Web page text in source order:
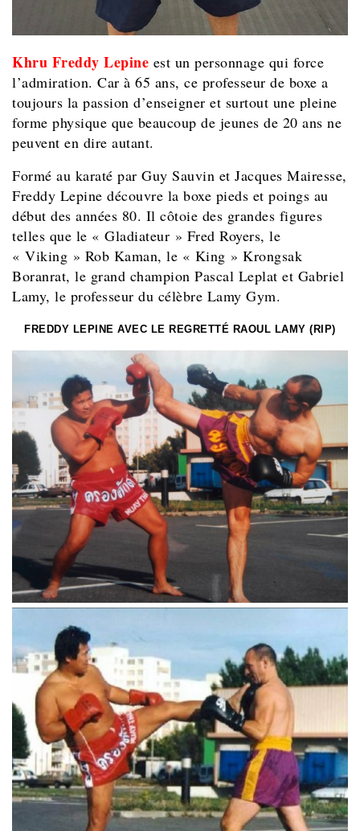
Khru Freddy Lepine est un personnage qui force
l’admiration. Car à 65 ans, ce professeur de boxe a
toujours la passion d’enseigner et surtout une pleine
forme physique que beaucoup de jeunes de 20 ans ne
peuvent en dire autant.
Formé au karaté par Guy Sauvin et Jacques Mairesse,
Freddy Lepine découvre la boxe pieds et poings au
début des années 80. Il côtoie des grandes figures
telles que le « Gladiateur » Fred Royers, le
« Viking » Rob Kaman, le « King » Krongsak
Boranrat, le grand champion Pascal Leplat et Gabriel
Lamy, le professeur du célèbre Lamy Gym.
FREDDY LEPINE AVEC LE REGRETTÉ RAOUL LAMY (RIP)